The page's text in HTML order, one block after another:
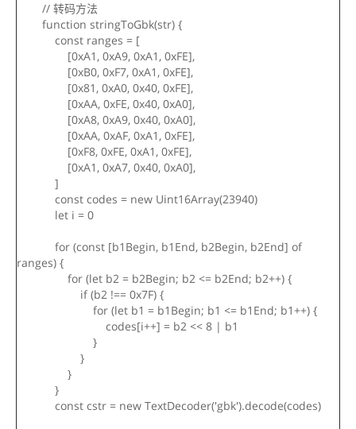
// 转码方法
function stringToGbk(str) {
const ranges = [
[0xA1, 0xA9, 0xA1, 0xFE],
[0xB0, 0xF7, 0xA1, 0xFE],
[0x81, 0xA0, 0x40, 0xFE],
[0xAA, 0xFE, 0x40, 0xA0],
[0xA8, 0xA9, 0x40, 0xA0],
[0xAA, 0xAF, 0xA1, 0xFE],
[0xF8, 0xFE, 0xA1, 0xFE],
[0xA1, 0xA7, 0x40, 0xA0],
]
const codes = new Uint16Array(23940)
let i = 0
for (const [b1Begin, b1End, b2Begin, b2End] of
ranges) {
for (let b2 = b2Begin; b2 <= b2End; b2++) {
if (b2 !== 0x7F) {
for (let b1 = b1Begin; b1 <= b1End; b1++) {
codes[i++] = b2 << 8 | b1
}
}
}
}
const cstr = new TextDecoder('gbk').decode(codes)